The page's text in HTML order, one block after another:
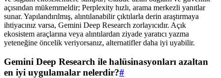
açısından mükemmeldir; Perplexity hızlı, arama merkezli yanıtlar
sunar. Yapılandırılmış, alıntılanabilir çıktılarla derin araştırmaya
ihtiyacınız varsa, Gemini Deep Research zorlayıcıdır. Açık
ekosistem araçlarına veya alıntılardan ziyade yaratıcı yazma
yeteneğine öncelik veriyorsanız, alternatifler daha iyi uyabilir.
Gemini Deep Research ile halüsinasyonları azaltan
en iyi uygulamalar nelerdir?#